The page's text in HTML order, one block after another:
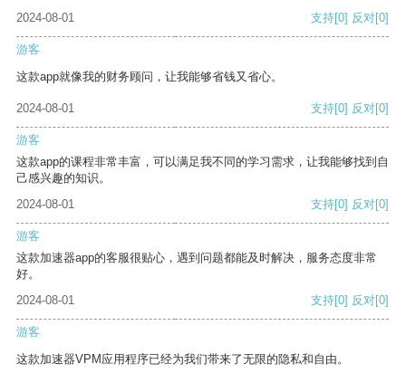
2024-08-01
支持[0] 反对[0]
游客
这款app就像我的财务顾问，让我能够省钱又省心。
2024-08-01 支持[0] 反对[0]
游客
这款app的课程非常丰富，可以满足我不同的学习需求，让我能够找到自
己感兴趣的知识。
2024-08-01
支持[0] 反对[0]
游客
这款加速器app的客服很贴心，遇到问题都能及时解决，服务态度非常
好。
2024-08-01
支持[0] 反对[0]
游客
这款加速器VPM应用程序已经为我们带来了无限的隐私和自由。